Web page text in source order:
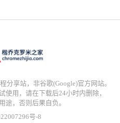
分享站，非谷歌(Google)官方网站。
使用，请在下载后24小时内删除，
途，否则后果自负。
号-8